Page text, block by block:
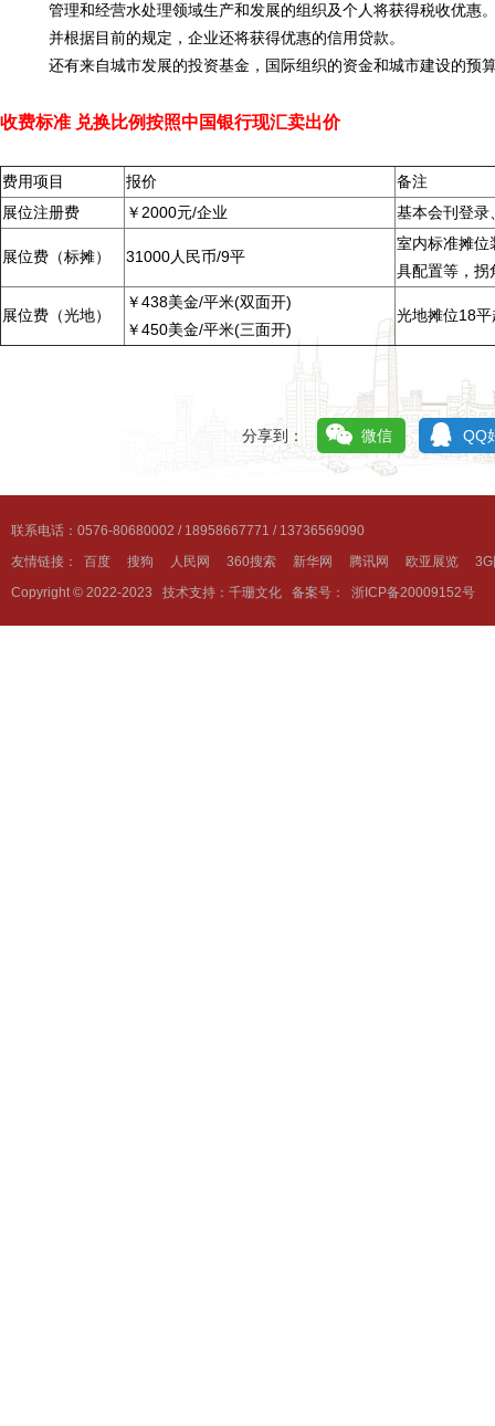
管理和经营水处理领域生产和发展的组织及个人将获得税收优惠
并根据目前的规定，企业还将获得优惠的信用贷款。
还有来自城市发展的投资基金，国际组织的资金和城市建设的预
收费标准 兑换比例按照中国银行现汇卖出价
费用项目 报价
备注
展位注册费
￥2000元/企业 基本会刊登录
展位费（标摊） 31000人民币/9平
室内标准摊位
具配置等，拐
展位费（光地）
￥438美金/平米(双面开)
￥450美金/平米(三面开)
光地摊位18
分享到： 微信 QQ
联系电话：0576-80680002 / 18958667771 / 13736569090
友情链接：
百度 搜狗 人民网 360搜索 新华网 腾讯网 欧亚展览
Copyright © 2022-2023
技术支持：千珊文化 备案号： 浙ICP备20009152号